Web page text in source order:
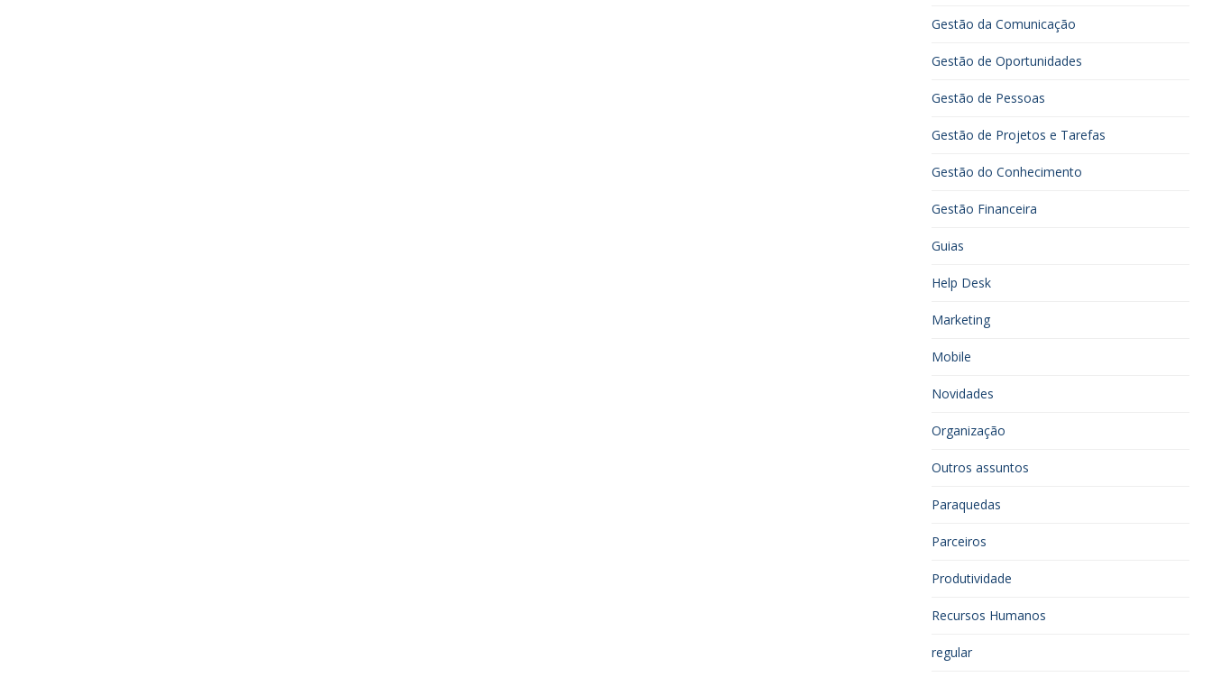
Gestão da Comunicação
Gestão de Oportunidades
Gestão de Pessoas
Gestão de Projetos e Tarefas
Gestão do Conhecimento
Gestão Financeira
Guias
Help Desk
Marketing
Mobile
Novidades
Organização
Outros assuntos
Paraquedas
Parceiros
Produtividade
Recursos Humanos
regular